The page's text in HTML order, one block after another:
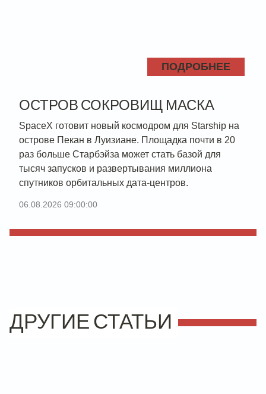
ПОДРОБНЕЕ
ОСТРОВ СОКРОВИЩ МАСКА
SpaceX готовит новый космодром для Starship на
острове Пекан в Луизиане. Площадка почти в 20
раз больше Старбэйза может стать базой для
тысяч запусков и развертывания миллиона
спутников орбитальных дата-центров.
06.08.2026 09:00:00
ДРУГИЕ СТАТЬИ